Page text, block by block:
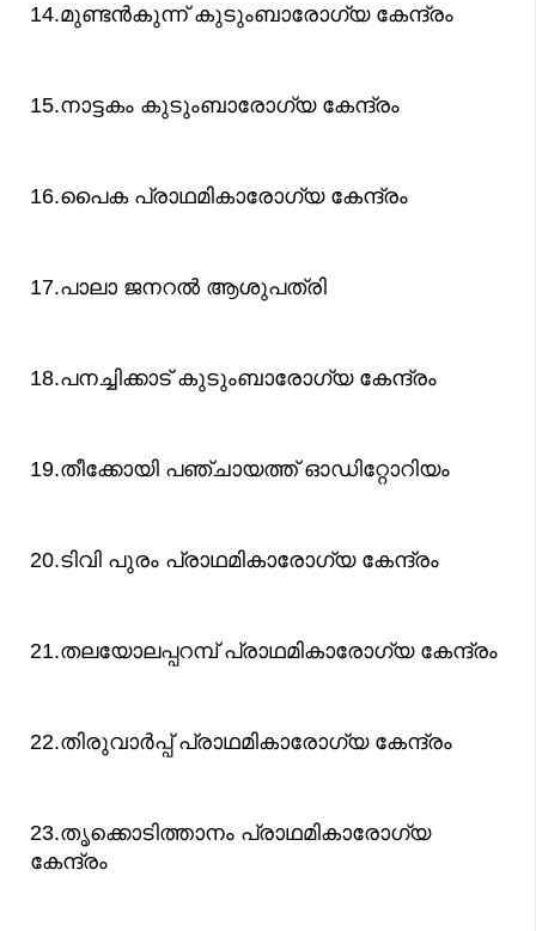
14.മുണ്ടന്‍കുന്ന് കുടുംബാരോഗ്യ കേന്ദ്രം
15.നാട്ടകം കുടുംബാരോഗ്യ കേന്ദ്രം
16.പൈക പ്രാഥമികാരോഗ്യ കേന്ദ്രം
17.പാലാ ജനറല്‍ ആശുപത്രി
18.പനച്ചിക്കാട് കുടുംബാരോഗ്യ കേന്ദ്രം
19.തീക്കോയി പഞ്ചായത്ത് ഓഡിറ്റോറിയം
20.ടിവി പുരം പ്രാഥമികാരോഗ്യ കേന്ദ്രം
21.തലയോലപ്പറമ്പ് പ്രാഥമികാരോഗ്യ കേന്ദ്രം
22.തിരുവാര്‍പ്പ് പ്രാഥമികാരോഗ്യ കേന്ദ്രം
23.തൃക്കൊടിത്താനം പ്രാഥമികാരോഗ്യ
കേന്ദ്രം